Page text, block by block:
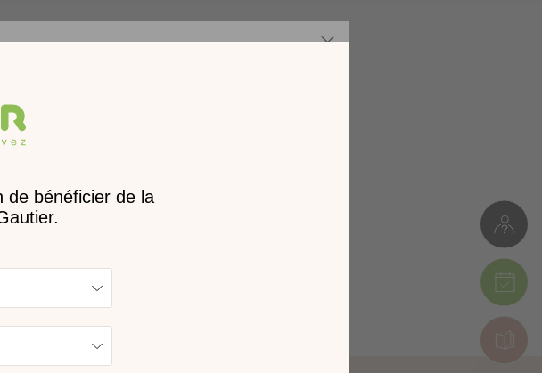
nouveau catalogue
Trouvez l’inspiration en découvrant
nos collections sur l’écran de votre